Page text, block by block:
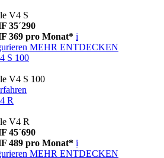
V4 S
35´290
369 pro Monat* i
MEHR ENTDECKEN
S 100
V4 S 100
R
V4 R
45´690
489 pro Monat* i
MEHR ENTDECKEN